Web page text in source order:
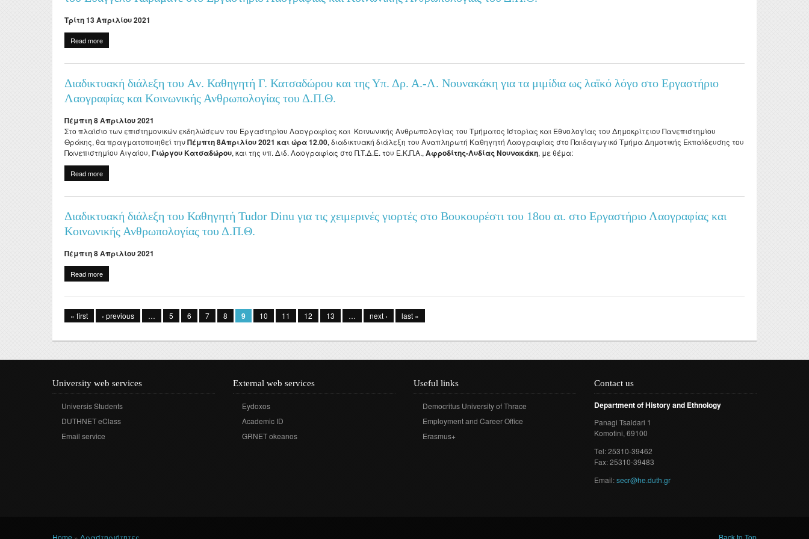
Τρίτη 13 Απριλίου 2021
Read more
Διαδικτυακή διάλεξη του Aν. Καθηγητή Γ. Κατσαδώρου και της Υπ. Δρ. Α.-Λ. Νουνακάκη για τα μιμίδια ως λαϊκό λόγο στο Εργαστήριο
Λαογραφίας και Κοινωνικής Ανθρωπολογίας του Δ.Π.Θ.
Πέμπτη 8 Απριλίου 2021
Στο πλαίσιο των επιστημονικών εκδηλώσεων του Εργαστηρίου Λαογραφίας και Κοινωνικής Ανθρωπολογίας του Τμήματος Ιστορίας και Εθνολογίας του Δημοκρίτειου Πανεπιστημίου
Θράκης, θα πραγματοποιηθεί τηνΠέμπτη8Απριλίου 2021 και ώρα 12.00,διαδικτυακή διάλεξη του Αναπληρωτή Καθηγητή Λαογραφίας στο Παιδαγωγικό Τμήμα Δημοτικής Εκπαίδευσης του
Πανεπιστημίου Αιγαίου, Γιώργου Κατσαδώρου, και της υπ. Διδ. Λαογραφίας στο Π.Τ.Δ.Ε. του Ε.Κ.Π.Α., Αφροδίτης-Λυδίας Νουνακάκη, με θέμα:
Read more
Διαδικτυακή διάλεξη του Καθηγητή Tudor Dinu για τις χειμερινές γιορτές στο Βουκουρέστι του 18ου αι. στο Εργαστήριο Λαογραφίας και
Κοινωνικής Ανθρωπολογίας του Δ.Π.Θ.
Πέμπτη 8 Απριλίου 2021
Read more
« first ‹ previous … 5 6 7 8 9 10 11 12 13 … next › last »
University web services
Universis Students
DUTHNET eClass
Email service
External web services
Eydoxos
Academic ID
GRNET okeanos
Useful links
Democritus University of Thrace
Employment and Career Office
Erasmus+
Contact us
Department of History and Ethnology
Panagi Tsaldari 1
Komotini, 69100
Τel: 25310-39462
Fax: 25310-39483
Email:secr@he.duth.gr
Home » Δραστηριότητες Back to Top